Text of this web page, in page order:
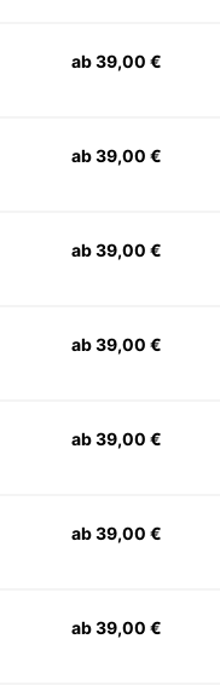
ab 39,00 €
ab 39,00 €
ab 39,00 €
ab 39,00 €
ab 39,00 €
ab 39,00 €
ab 39,00 €